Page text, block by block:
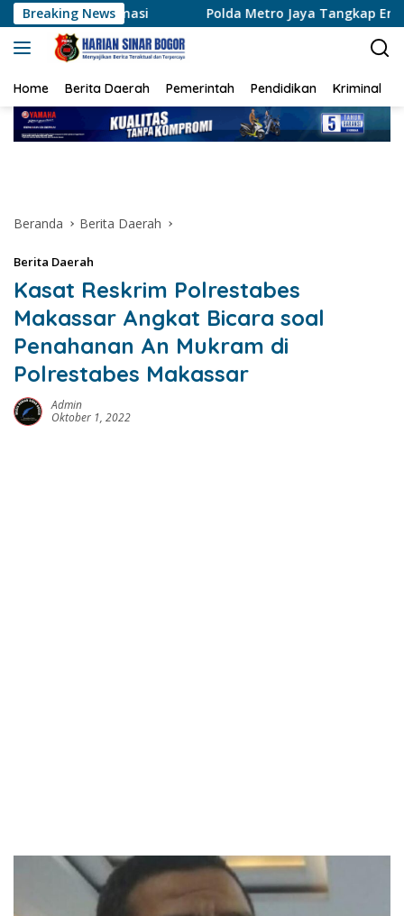
Langsung
ke
konten
Breaking NewsPolda Metro Jaya Tangkap Enam Pelaku Curas
Home Berita Daerah Pemerintah Pendidikan Kriminal
Beranda Berita Daerah
Berita Daerah
Kasat Reskrim Polrestabes
Makassar Angkat Bicara soal
Penahanan An Mukram di
Polrestabes Makassar
Admin
Oktober 1, 2022